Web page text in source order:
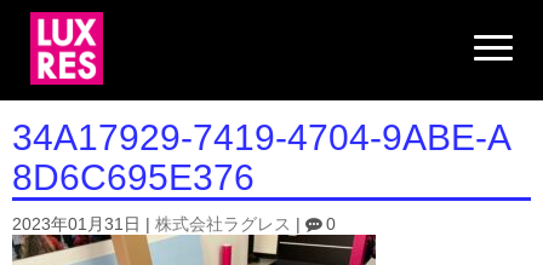
N
a
i
g
a
o
34A17929-7419-4704-9ABE-A
8D6C695E376
2023年01月31日 株式会社ラグレス 0